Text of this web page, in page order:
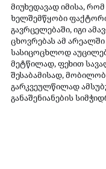
მიუხედავად იმისა,
ხელშემწყობი
გავრცელებაში, იგი
ცხოვრებას ამ
სასიცოცხლოდ
მეტწილად, ფეხით
შესაბამისად,
გარკვეულწილად
განაშენიანების